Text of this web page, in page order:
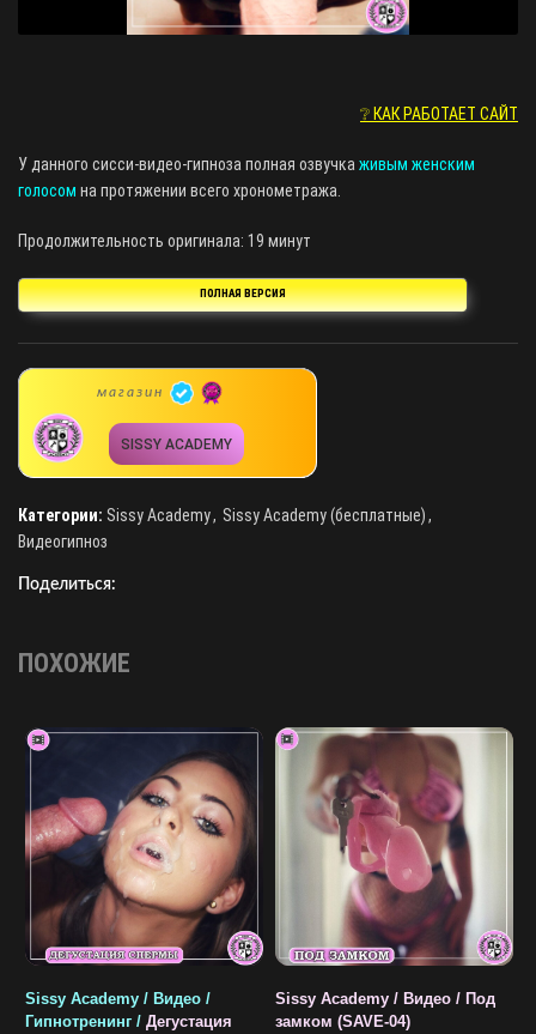
❔ КАК РАБОТАЕТ САЙТ
У данного сисси-видео-гипноза полная озвучка живым женским
голосом на протяжении всего хронометража.
Продолжительность оригинала: 19 минут
ПОЛНАЯ ВЕРСИЯ
магазин
SISSY ACADEMY
Категории: Sissy Academy, Sissy Academy (бесплатные),
Видеогипноз
Поделиться:
ПОХОЖИЕ
Sissy Academy / Видео /
Гипнотренинг / Дегустация
Sissy Academy / Видео / Под
замком (SAVE-04)